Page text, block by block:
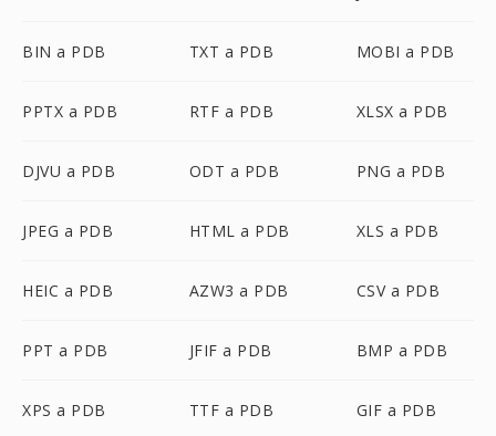
BIN a PDB TXT a PDB MOBI a PDB
PPTX a PDB RTF a PDB XLSX a PDB
DJVU a PDB ODT a PDB PNG a PDB
JPEG a PDB HTML a PDB XLS a PDB
HEIC a PDB AZW3 a PDB CSV a PDB
PPT a PDB JFIF a PDB BMP a PDB
XPS a PDB TTF a PDB GIF a PDB